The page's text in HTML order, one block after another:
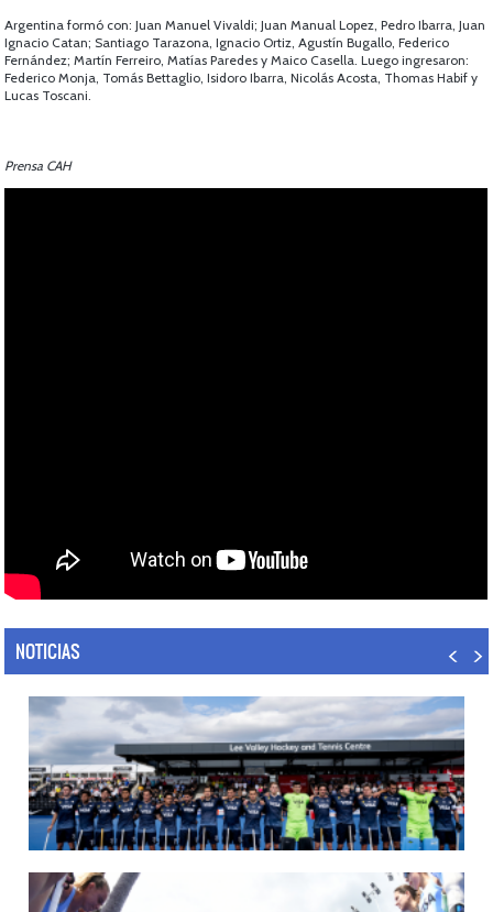
Argentina formó con: Juan Manuel Vivaldi; Juan Manual Lopez, Pedro Ibarra, Juan
Ignacio Catan; Santiago Tarazona, Ignacio Ortiz, Agustín Bugallo, Federico
Fernández; Martín Ferreiro, Matías Paredes y Maico Casella. Luego ingresaron:
Federico Monja, Tomás Bettaglio, Isidoro Ibarra, Nicolás Acosta, Thomas Habif y
Lucas Toscani.
Prensa CAH
NOTICIAS
14/07/2026
MUNDIAL 2026: LOS LEONES CONVOCADOS POR LUCAS REY